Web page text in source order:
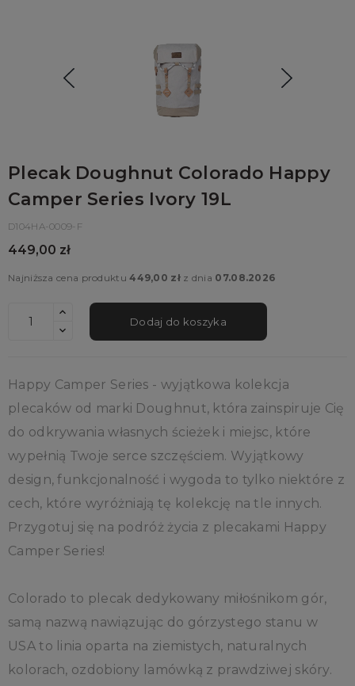
Plecak Doughnut Colorado Happy
Camper Series Ivory 19L
D104HA-0009-F
449,00 zł
Najniższa cena produktu449,00 złz dnia 07.08.2026
Dodaj do koszyka
Happy Camper Series - wyjątkowa kolekcja
plecaków od marki Doughnut, która zainspiruje Cię
do odkrywania własnych ścieżek i miejsc, które
wypełnią Twoje serce szczęściem. Wyjątkowy
design, funkcjonalność i wygoda to tylko niektóre z
cech, które wyróżniają tę kolekcję na tle innych.
Przygotuj się na podróż życia z plecakami Happy
Camper Series!
Colorado to plecak dedykowany miłośnikom gór,
samą nazwą nawiązując do górzystego stanu w
USA to linia oparta na ziemistych, naturalnych
kolorach, ozdobiony lamówką z prawdziwej skóry.